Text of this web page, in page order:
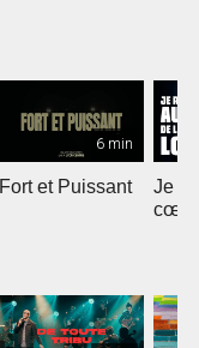
6 min
Fort et Puissant
Je
cœur